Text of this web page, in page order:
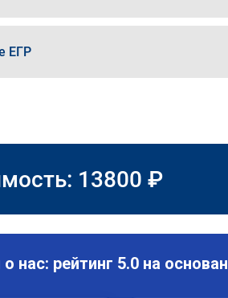
ЕГР
13800 ₽
нас: рейтинг 5.0 на